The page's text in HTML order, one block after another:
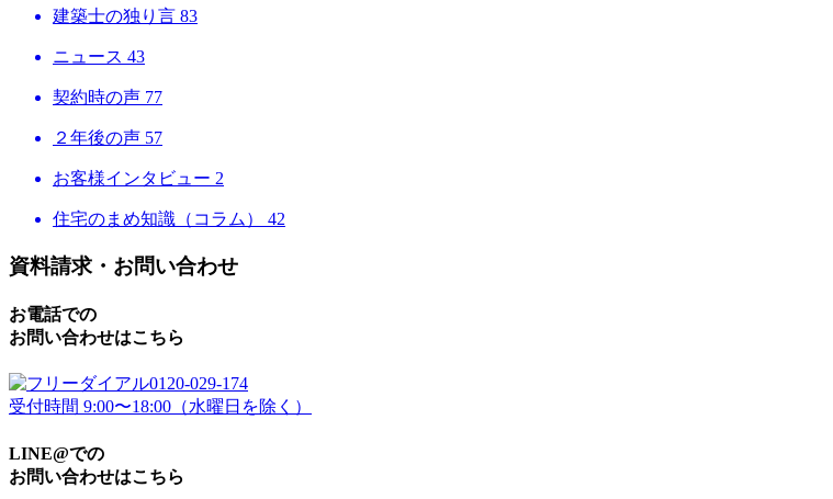
建築士の独り言 83
ニュース 43
契約時の声 77
２年後の声 57
お客様インタビュー 2
住宅のまめ知識（コラム） 42
資料請求・お問い合わせ
お電話での
お問い合わせはこちら
0120-029-174
受付時間 9:00〜18:00（水曜日を除く）
LINE@での
お問い合わせはこちら